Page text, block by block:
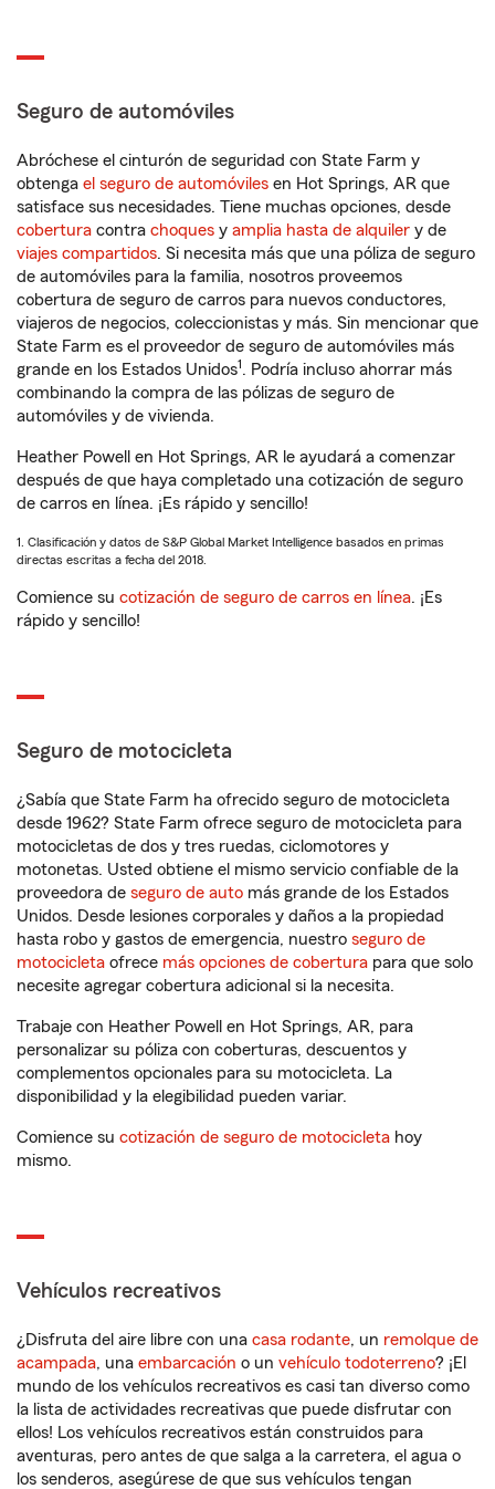
Seguro de automóviles
Abróchese el cinturón de seguridad con State Farm y
obtenga el seguro de automóviles en Hot Springs, AR que
satisface sus necesidades. Tiene muchas opciones, desde
cobertura contra choques y amplia hasta de alquiler y de
viajes compartidos. Si necesita más que una póliza de seguro
de automóviles para la familia, nosotros proveemos
cobertura de seguro de carros para nuevos conductores,
viajeros de negocios, coleccionistas y más. Sin mencionar que
State Farm es el proveedor de seguro de automóviles más
grande en los Estados Unidos1. Podría incluso ahorrar más
combinando la compra de las pólizas de seguro de
automóviles y de vivienda.
Heather Powell en Hot Springs, AR le ayudará a comenzar
después de que haya completado una cotización de seguro
de carros en línea. ¡Es rápido y sencillo!
1. Clasificación y datos de S&P Global Market Intelligence basados en primas
directas escritas a fecha del 2018.
Comience su cotización de seguro de carros en línea. ¡Es
rápido y sencillo!
Seguro de motocicleta
¿Sabía que State Farm ha ofrecido seguro de motocicleta
desde 1962? State Farm ofrece seguro de motocicleta para
motocicletas de dos y tres ruedas, ciclomotores y
motonetas. Usted obtiene el mismo servicio confiable de la
proveedora de seguro de auto más grande de los Estados
Unidos. Desde lesiones corporales y daños a la propiedad
hasta robo y gastos de emergencia, nuestro seguro de
motocicleta ofrece más opciones de cobertura para que solo
necesite agregar cobertura adicional si la necesita.
Trabaje con Heather Powell en Hot Springs, AR, para
personalizar su póliza con coberturas, descuentos y
complementos opcionales para su motocicleta. La
disponibilidad y la elegibilidad pueden variar.
Comience su cotización de seguro de motocicleta hoy
mismo.
Vehículos recreativos
¿Disfruta del aire libre con una casa rodante, un remolque de
acampada, una embarcación o un vehículo todoterreno? ¡El
mundo de los vehículos recreativos es casi tan diverso como
la lista de actividades recreativas que puede disfrutar con
ellos! Los vehículos recreativos están construidos para
aventuras, pero antes de que salga a la carretera, el agua o
los senderos, asegúrese de que sus vehículos tengan